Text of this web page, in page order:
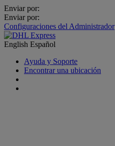
Enviar por:
Enviar por:
Configuraciones del Administrador
English Español
Ayuda y Soporte
Encontrar una ubicación